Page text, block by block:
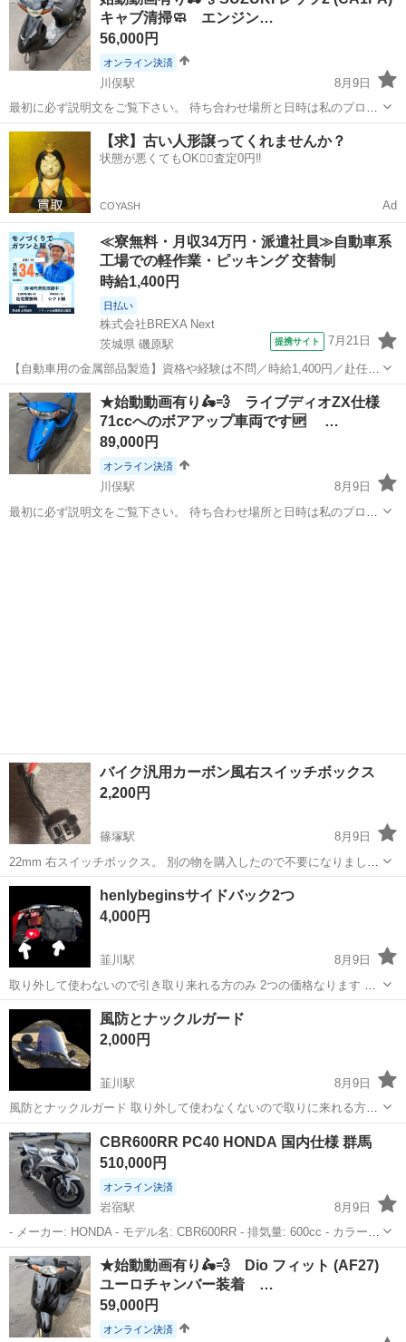
キャブ清掃🧼 エンジン…
56,000円
オンライン決済
川俣駅
8月9日
最初に必ず説明文をご覧下さい。 待ち合わせ場所と日時は私のプロフ
ィールに記載されておりますのでお問い合わせ時に、お取引が出来る
日時をお伝え下さい^ ^ 早い物順ではなくお話が早い方から優先でお取
引致しますのでご了承下さい...
群馬 邑楽郡 川俣駅 スズキ キャブ
【求】古い人形譲ってくれませんか？
状態が悪くてもOK🙆‍♀️査定0円‼️
COYASH Ad
≪寮無料・月収34万円・派遣社員≫自動車系
工場での軽作業・ピッキング 交替制
時給1,400円
日払い
株式会社BREXA Next
茨城県 磯原駅
提携サイト 7月21日
【自動車用の金属部品製造】資格や経験は不問／時給1,400円／赴任旅
費会社負担／正社員登用のチャンスあり／食堂利用可能／マイカー通
勤OK《茨城県茨城市》 人気の工場のお仕事 ◇トラックの金属部品の
製造◇ ★トラックの金属...
茨城 北茨城市 磯原駅 その他
★始動動画有り🛵💨 ライブディオZX仕様
71ccへのボアアップ車両です🆙 …
89,000円
オンライン決済
川俣駅
8月9日
最初に必ず説明文をご覧下さい。 待ち合わせ場所と日時は私のプロフ
バイク汎用カーボン風右スイッチボックス
2,200円
篠塚駅
8月9日
22mm 右スイッチボックス。 別の物を購入したので不要になりまし
た。 新品です。
群馬 邑楽郡 バイク
henlybeginsサイドバック2つ
4,000円
韮川駅
8月9日
取り外して使わないので引き取り来れる方のみ 2つの価格なります 定
価1つで5000えんくらい 中古です
群馬 太田市 韮川駅 その他
風防とナックルガード
2,000円
韮川駅
8月9日
風防とナックルガード 取り外して使わなくないので取りに来れる方の
み ナックルガードはLEDウインカー付きですが配線20センチくらいの
とこでカットしちゃいましたので使うなら配線加工してください ミラ
ーは付きません
群馬 太田市
CBR600RR PC40 HONDA 国内仕様 群馬
510,000円
オンライン決済
岩宿駅
8月9日
- メーカー: HONDA - モデル名: CBR600RR - 排気量: 600cc - カラー:
ホワイト - タイプ: フルカウル、SS - 走行距離:18,800km - 車検:2026
年8月22日 - ETC車載器...
群馬 みどり市 岩宿駅 カワサキ
★始動動画有り🛵💨 Dio フィット (AF27)
ユーロチャンバー装着 …
59,000円
オンライン決済